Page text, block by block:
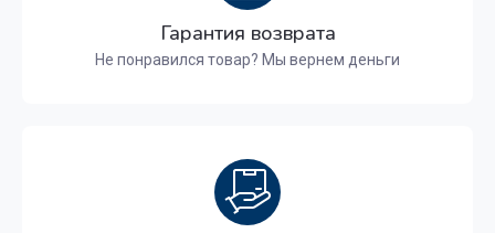
Гарантия возврата
Не понравился товар? Мы вернем деньги